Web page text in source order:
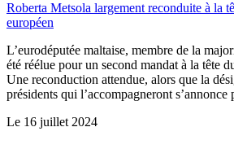
Roberta Metsola largement reconduite à la
européen
L’eurodéputée maltaise, membre de la
été réélue pour un second mandat à la tête
Une reconduction attendue, alors que la
présidents qui l’accompagneront s’annonce
Le 16 juillet 2024